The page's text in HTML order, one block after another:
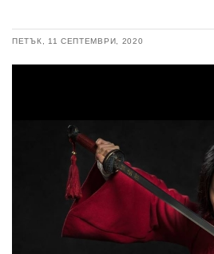
ПЕТЪК, 11 СЕПТЕМВРИ, 2020